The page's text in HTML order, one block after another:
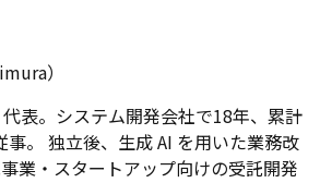
）
表。システム開発会社で18年、累計
。 独立後、生成 AI を用いた業務改
業・スタートアップ向けの受託開発